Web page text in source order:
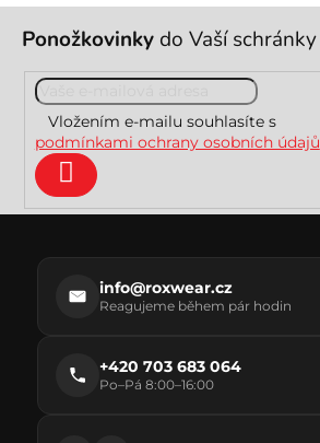
a
c
p
r
v
k
ý
p
s
á
í
Z
Ponožkovinky do Vaší schránky
Vložením e-mailu souhlasíte s
podmínkami ochrany osobních údajů
Přihlásit
info@roxwear.cz
Reagujeme během pár hodin
+420 703 683 064
Po–Pá 8:00–16:00